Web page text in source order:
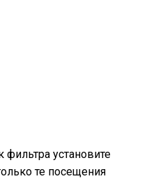
установите
те посещения